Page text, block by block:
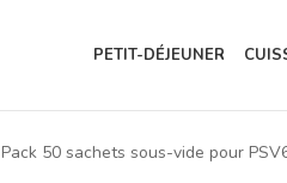
PETIT-DÉJEUNER
Pack 50 sachets sous-vide pour